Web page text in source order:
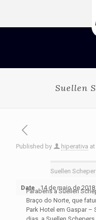
Suellen
Published by hiperativa at
Suellen
Date 14 de maio de 2018
Parabéns a Suellen
Braço do Norte, que
Park Hotel em Gaspar –